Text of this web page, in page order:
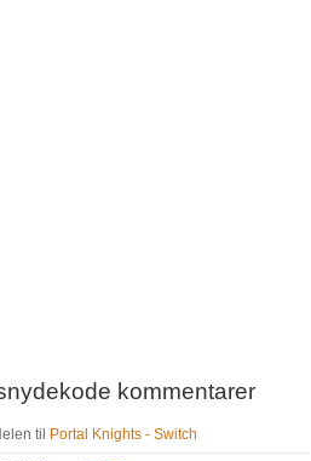
kommentarer
til Portal Knights - Switch